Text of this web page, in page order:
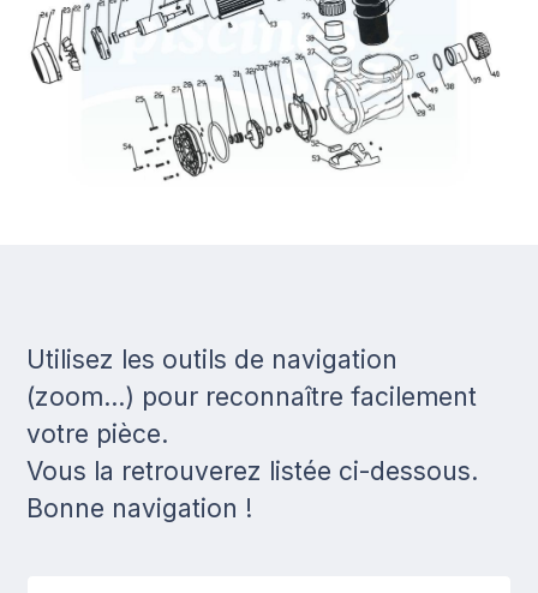
Utilisez les outils de navigation
(zoom...) pour reconnaître facilement
votre pièce.
Vous la retrouverez listée ci-dessous.
Bonne navigation !